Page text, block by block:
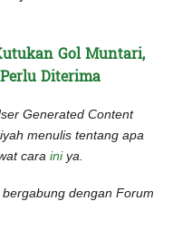
Gol Muntari,
Diterima
Generated Content
menulis tentang apa
cara iniya.
dengan Forum